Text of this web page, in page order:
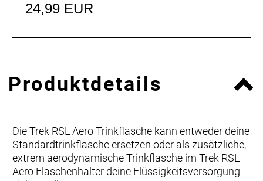
24,99 EUR
Produktdetails
Die Trek RSL Aero Trinkflasche kann entweder deine
Standardtrinkflasche ersetzen oder als zusätzliche,
extrem aerodynamische Trinkflasche im Trek RSL
Aero Flaschenhalter deine Flüssigkeitsversorgung